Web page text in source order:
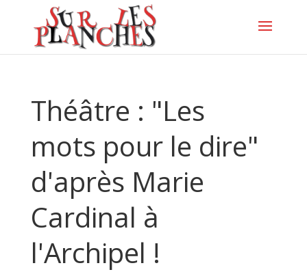
Théâtre : "Les
mots pour le dire"
d'après Marie
Cardinal à
l'Archipel !